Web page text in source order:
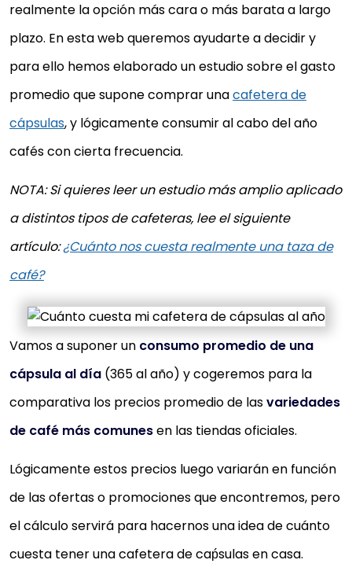
realmente la opción más cara o más barata a largo
plazo. En esta web queremos ayudarte a decidir y
para ello hemos elaborado un estudio sobre el gasto
promedio que supone comprar unacafetera de
cápsulas, y lógicamente consumir al cabo del año
cafés con cierta frecuencia.
NOTA: Si quieres leer un estudio más amplio aplicado
a distintos tipos de cafeteras, lee el siguiente
artículo:¿Cuánto nos cuesta realmente una taza de
café?
Vamos a suponer un consumo promedio de una
cápsula al día (365 al año) y cogeremos para la
comparativa los precios promedio de lasvariedades
de café más comunesen las tiendas oficiales.
Lógicamente estos precios luego variarán en función
de las ofertas o promociones que encontremos, pero
el cálculo servirá para hacernos una idea de cuánto
cuesta tener una cafetera de caṕsulas en casa.